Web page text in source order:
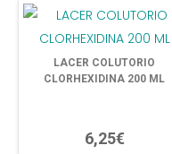
LACER COLUTORIO
CLORHEXIDINA 200 ML
6,25€